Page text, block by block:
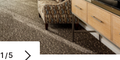
1/5